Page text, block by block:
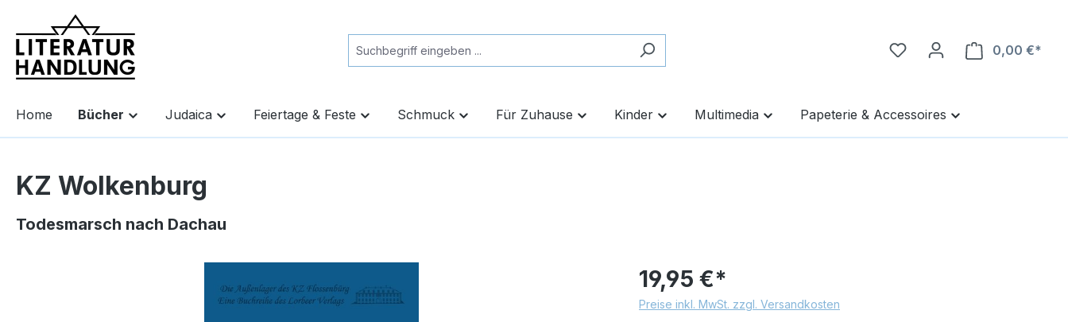
Zur Hauptnavigation springen
0,00 €*
Home Bücher Judaica Feiertage & Feste Schmuck Für Zuhause Kinder Multimedia Papeterie & Accessoires
KZ Wolkenburg
Todesmarsch nach Dachau
19,95 €*
Preise inkl. MwSt. zzgl. Versandkosten